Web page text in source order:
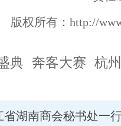
版权所有：http://
典 奔客大赛 杭
省湖南商会秘书处一